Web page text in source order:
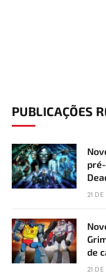
PUBLICAÇÕES
21
de
21